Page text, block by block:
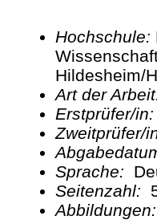
Hochschule:
Hildesheim/
Art der
Erstprüfer/
Sprache:
Seitenzahl: